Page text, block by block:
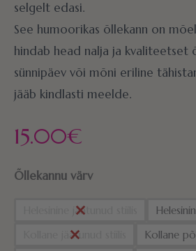
selgelt edasi.
See humoorikas õllekann on
hindab head nalja ja kvaliteetset
sünnipäev või mõni eriline
jääb kindlasti meelde.
15.00€
Õllekannu värv
Helesinine jäätunud stiilis
Kollane jäätunud stiilis
Kollane